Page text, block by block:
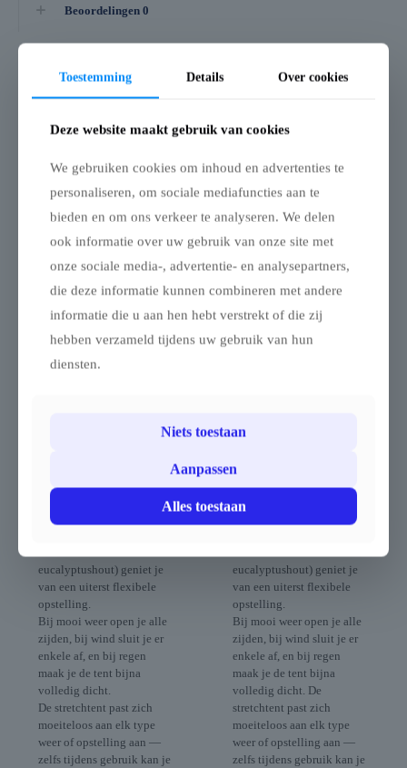
Beoordelingen 0
Gerelateerde producten
TRIFLEXX
STRETCHTENT ZEIL
(560 G/M²) MET
LUSSEN – 10 X 15 M
Stretchtent – 10 x 15 m –
g/m²
zomerbar met deze double
15 m, ook wel nomadentent
Dankzij het elastische doek
en de verplaatsbare palen
eucalyptushout) geniet je
van een uiterst flexibele
opstelling.
Bij mooi weer open je alle
zijden, bij wind sluit je er
enkele af, en bij regen
maak je de tent bijna
volledig dicht.
De stretchtent past zich
moeiteloos aan elk type
weer of opstelling aan —
zelfs tijdens gebruik kan je
TRIFLEXX
STRETCHTENT ZEIL
(560 G/M²) MET
LUSSEN – 8,5 X 12.5 M
Stretchtent – 8.5 x 12.5 m –
g/m²
zomerbar met deze double
12.5 m, ook wel
en de verplaatsbare palen
eucalyptushout) geniet je
van een uiterst flexibele
opstelling.
Bij mooi weer open je alle
zijden, bij wind sluit je er
enkele af, en bij regen
maak je de tent bijna
volledig dicht. De
stretchtent past zich
moeiteloos aan elk type
weer of opstelling aan —
zelfs tijdens gebruik kan je
Toestemming Details Over cookies
Deze website maakt gebruik van cookies
We gebruiken cookies om inhoud en advertenties te
personaliseren, om sociale mediafuncties aan te
bieden en om ons verkeer te analyseren. We delen
ook informatie over uw gebruik van onze site met
onze sociale media-, advertentie- en analysepartners,
die deze informatie kunnen combineren met andere
informatie die u aan hen hebt verstrekt of die zij
hebben verzameld tijdens uw gebruik van hun
diensten.
Niets toestaan
Aanpassen
Alles toestaan